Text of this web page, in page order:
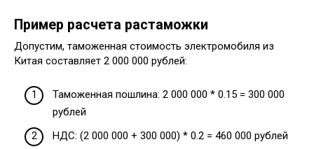
Пример расчета растаможки
Допустим, таможенная стоимость электромобиля из
Китая составляет 2 000 000 рублей:
Таможенная пошлина: 2 000 000 * 0.15 = 300 000
рублей
НДС: (2 000 000 + 300 000) * 0.2 = 460 000 рублей